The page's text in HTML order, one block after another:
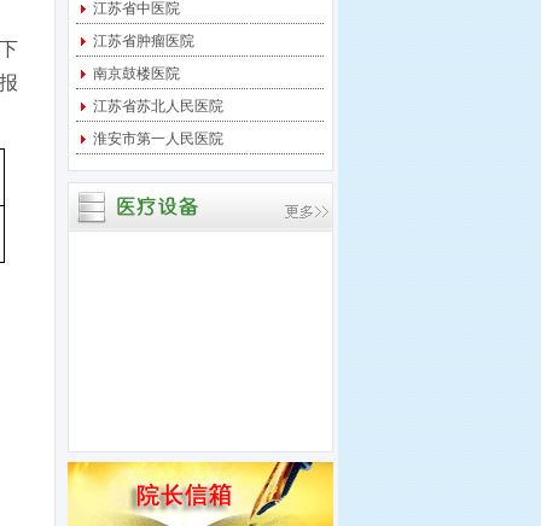
宝应县中医医院 关于临
时起搏器采购项目进行竞
争性
宝应县中医医院 关于中
央监护系统采购项目进行
竞争
道生理记录仪采购项目进
行竞
江苏省中医院
江苏省肿瘤医院
南京鼓楼医院
江苏省苏北人民医院
淮安市第一人民医院